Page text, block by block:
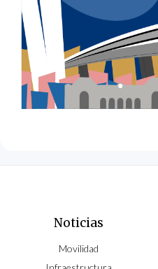
Noticias
Movilidad